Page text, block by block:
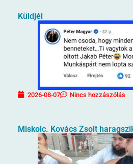
Küldjél
2026-08-07 Nincs hozzászólás
Miskolc. Kovács Zsolt